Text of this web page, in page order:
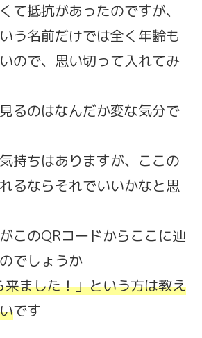
て抵抗があったのですが、
う名前だけでは全く年齢も
ので、思い切って入れてみ
るのはなんだか変な気分で
持ちはありますが、ここの
るならそれでいいかなと思
このQRコードからここに辿
でしょうか
来ました！」という方は教え
です